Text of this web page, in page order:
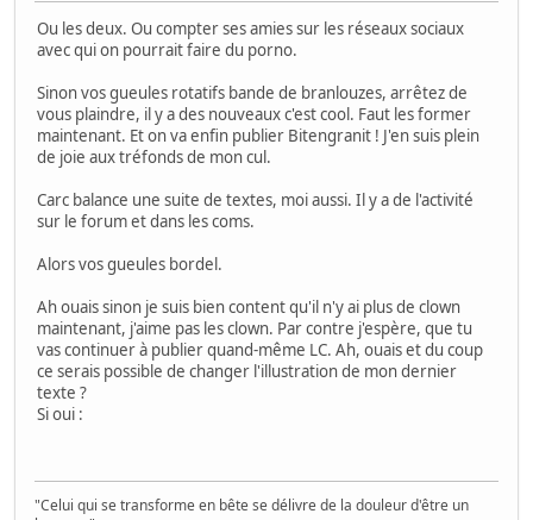
Ou les deux. Ou compter ses amies sur les réseaux sociaux
avec qui on pourrait faire du porno.
Sinon vos gueules rotatifs bande de branlouzes, arrêtez de
vous plaindre, il y a des nouveaux c'est cool. Faut les former
maintenant. Et on va enfin publier Bitengranit ! J'en suis plein
de joie aux tréfonds de mon cul.
Carc balance une suite de textes, moi aussi. Il y a de l'activité
sur le forum et dans les coms.
Alors vos gueules bordel.
Ah ouais sinon je suis bien content qu'il n'y ai plus de clown
maintenant, j'aime pas les clown. Par contre j'espère, que tu
vas continuer à publier quand-même LC. Ah, ouais et du coup
ce serais possible de changer l'illustration de mon dernier
texte ?
Si oui :
"Celui qui se transforme en bête se délivre de la douleur d'être un